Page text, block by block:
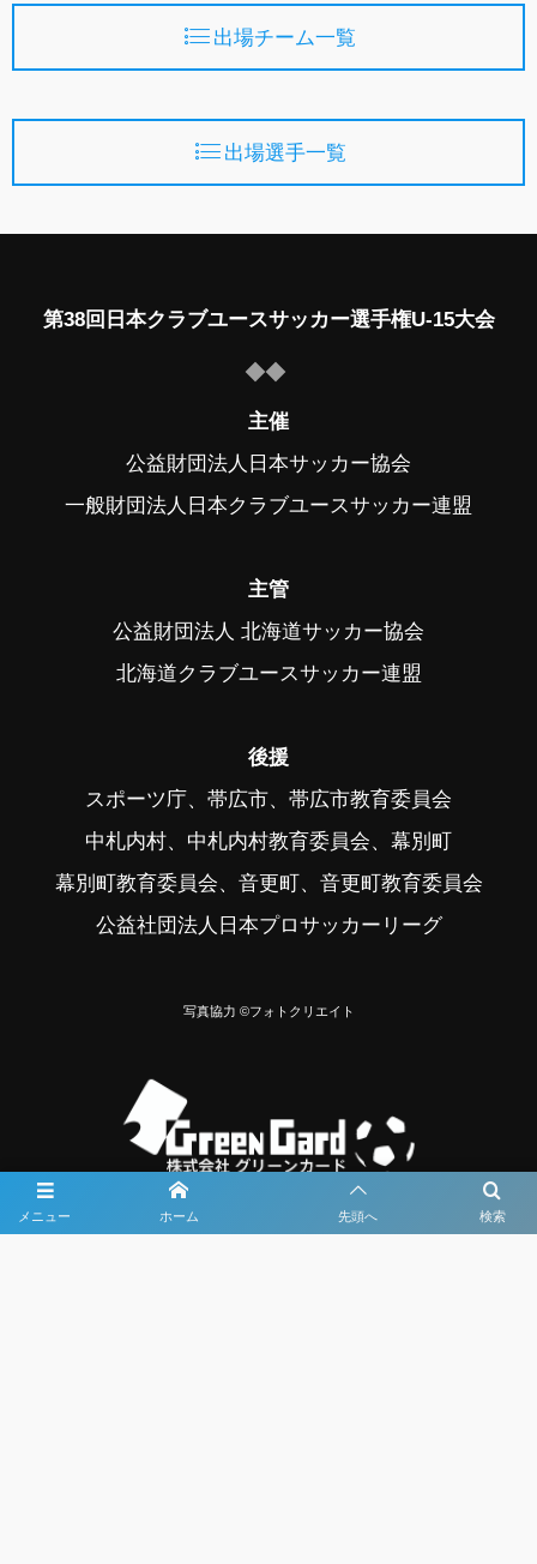
出場チーム一覧
出場選手一覧
メニュー 検索
ホーム 先頭へ
第38回日本クラブユースサッカー選手権U-15大会
主催
公益財団法人日本サッカー協会
一般財団法人日本クラブユースサッカー連盟
主管
公益財団法人 北海道サッカー協会
北海道クラブユースサッカー連盟
後援
スポーツ庁、帯広市、帯広市教育委員会
中札内村、中札内村教育委員会、幕別町
幕別町教育委員会、音更町、音更町教育委員会
公益社団法人日本プロサッカーリーグ
写真協力 ©フォトクリエイト